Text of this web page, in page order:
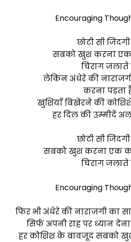
Encouraging
छोटी सी
सबको खुश करना एक
चिराग जलाते
लेकिन अंधेरे की
करना पड़ता
खुशियाँ बिखेरने की कोशिशें
हर दिल की उम्मीदें
छोटी सी
सबको खुश करना एक
चिराग जलाते
Encouraging
फिर भी अंधेरे की नाराजगी का
सिर्फ अपनी राह पर ध्यान
हर कोशिश के बावजूद सबको